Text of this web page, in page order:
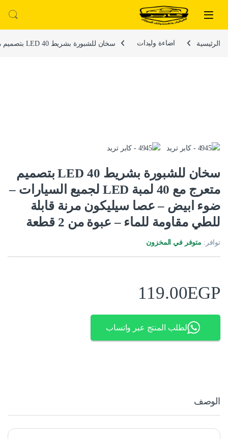
تخطي إلى المحتوى
الرئيسية اضاءة وليدات سخان للشبورة بشريط LED 40 بتصميم متعرج مع 40 لمبة LED لجميع السيارات – ضوء ابيض – عصا سيليكون مرنة قابلة للطي مقاومة للماء – عبوة من 2 قطعة
سخان للشبورة بشريط LED 40 بتصميم
متعرج مع 40 لمبة LED لجميع السيارات –
ضوء ابيض – عصا سيليكون مرنة قابلة
للطي مقاومة للماء – عبوة من 2 قطعة
توافر: متوفر في المخزون
119.00EGP
لطلب المنتج عبر واتساب
الوصف